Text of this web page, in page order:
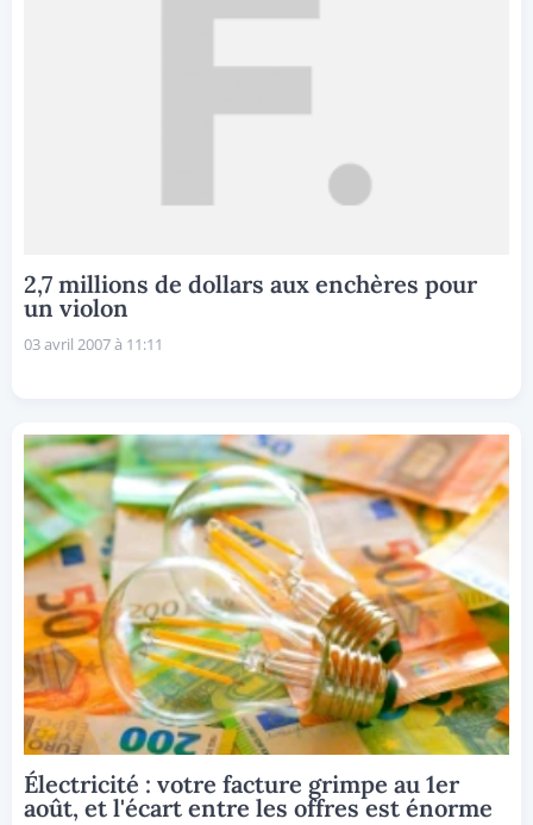
2,7 millions de dollars aux enchères pour
un violon
03 avril 2007 à 11:11
Électricité : votre facture grimpe au 1er
août, et l'écart entre les offres est énorme